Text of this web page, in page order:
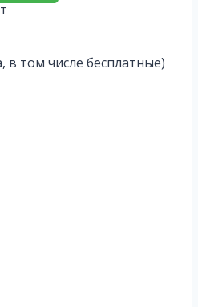
в том числе бесплатные)